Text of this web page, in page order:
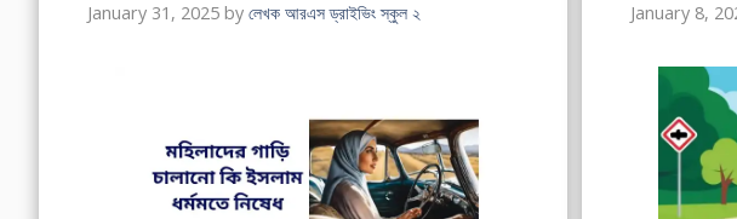
January 31, 2025 by লেখক আরএস ড্রাইভিং স্কুল ২ January 8,